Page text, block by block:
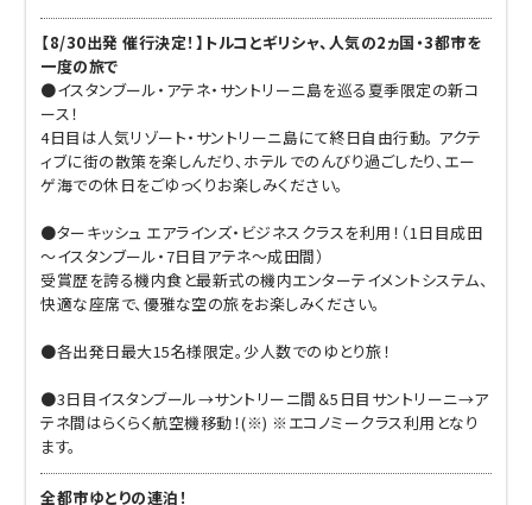
【8/30出発 催行決定！】トルコとギリシャ、人気の2ヵ国・3都市を
一度の旅で
●イスタンブール・アテネ・サントリーニ島を巡る夏季限定の新コ
ース！
4日目は人気リゾート・サントリーニ島にて終日自由行動。 アクテ
ィブに街の散策を楽しんだり、ホテルでのんびり過ごしたり、エー
ゲ海での休日をごゆっくりお楽しみください。
●ターキッシュ エアラインズ・ビジネスクラスを利用！（1日目成田
～イスタンブール・7日目アテネ～成田間）
受賞歴を誇る機内食と最新式の機内エンターテイメントシステム、
快適な座席で、優雅な空の旅をお楽しみください。
●各出発日最大15名様限定。少人数でのゆとり旅！
●3日目イスタンブール→サントリーニ間＆5日目サントリーニ→ア
テネ間はらくらく航空機移動！(※) ※エコノミークラス利用となり
ます。
全都市ゆとりの連泊！